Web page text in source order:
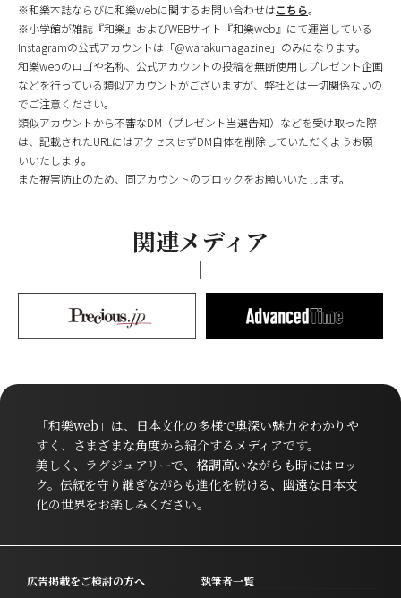
※和樂本誌ならびに和樂webに関するお問い合わせはこちら。
※小学館が雑誌『和樂』およびWEBサイト『和樂web』にて運営している
Instagramの公式アカウントは「@warakumagazine」のみになります。
和樂webのロゴや名称、公式アカウントの投稿を無断使用しプレゼント企画
などを行っている類似アカウントがございますが、弊社とは一切関係ないの
でご注意ください。
類似アカウントから不審なDM（プレゼント当選告知）などを受け取った際
は、記載されたURLにはアクセスせずDM自体を削除していただくようお願
いいたします。
また被害防止のため、同アカウントのブロックをお願いいたします。
関連メディア
「和樂web」は、日本文化の多様で奥深い魅力をわかりや
すく、さまざまな角度から紹介するメディアです。
美しく、ラグジュアリーで、格調高いながらも時にはロッ
ク。伝統を守り継ぎながらも進化を続ける、幽遠な日本文
化の世界をお楽しみください。
広告掲載をご検討の方へ
執筆者一覧